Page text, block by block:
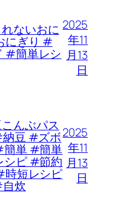
ないおに
にぎり #
#簡単レシ
2025
年11
月13
日
んぶパス
豆 #ズボ
簡単 #簡単
ピ #節約
短レシピ
炊
2025
年11
月13
日